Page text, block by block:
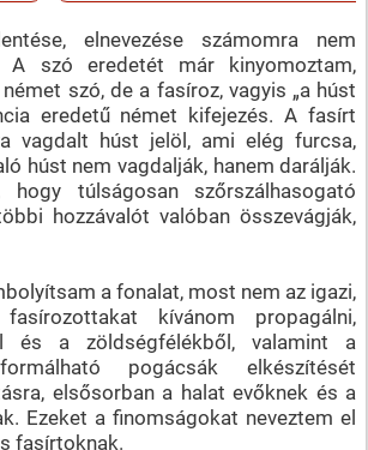
elnevezése számomra nem
A szó eredetét már kinyomoztam,
szó, de a fasíroz, vagyis „a húst
eredetű német kifejezés. A fasírt
vagdalt húst jelöl, ami elég furcsa,
húst nem vagdalják, hanem darálják.
túlságosan szőrszálhasogató
hozzávalót valóban összevágják,
a fonalat, most nem az igazi,
kívánom propagálni,
és a zöldségfélékből, valamint a
pogácsák elkészítését
elsősorban a halat evőknek és a
Ezeket a finomságokat neveztem el
fasírtoknak.